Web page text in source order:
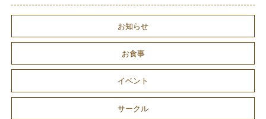
お知らせ
お食事
イベント
サークル